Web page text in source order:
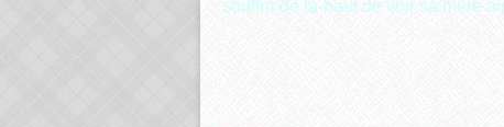
souffrir de là-haut de voir sa mère